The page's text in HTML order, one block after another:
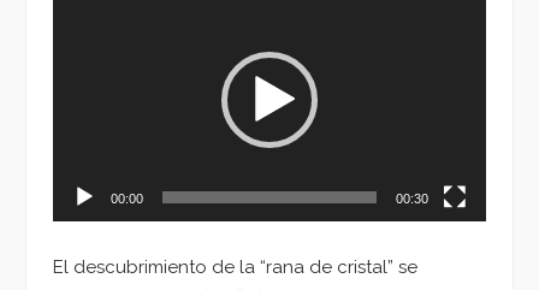
00:00 00:30
El descubrimiento de la “rana de cristal” se